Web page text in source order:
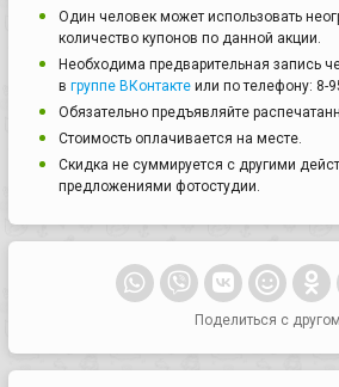
Один человек может использовать
количество купонов по данной акции.
Необходима предварительная запись
в группе ВКонтакте или по телефону: 8-
Обязательно предъявляйте
Стоимость оплачивается на месте.
Скидка не суммируется с другими
предложениями фотостудии.
Поделиться с другом